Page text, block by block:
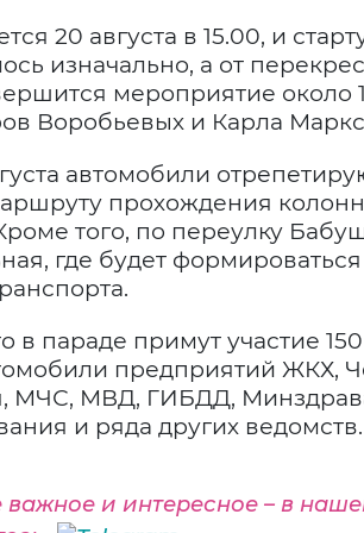
20 августа в 15.00, и
изначально, а от
мероприятие около
Воробьевых и Карла
автомобили
прохождения
того, по переулку
где будет
в параде примут участие
предприятий ЖКХ,
МЧС, МВД, ГИБДД,
и ряда других ведомств.
важное и интересное – в